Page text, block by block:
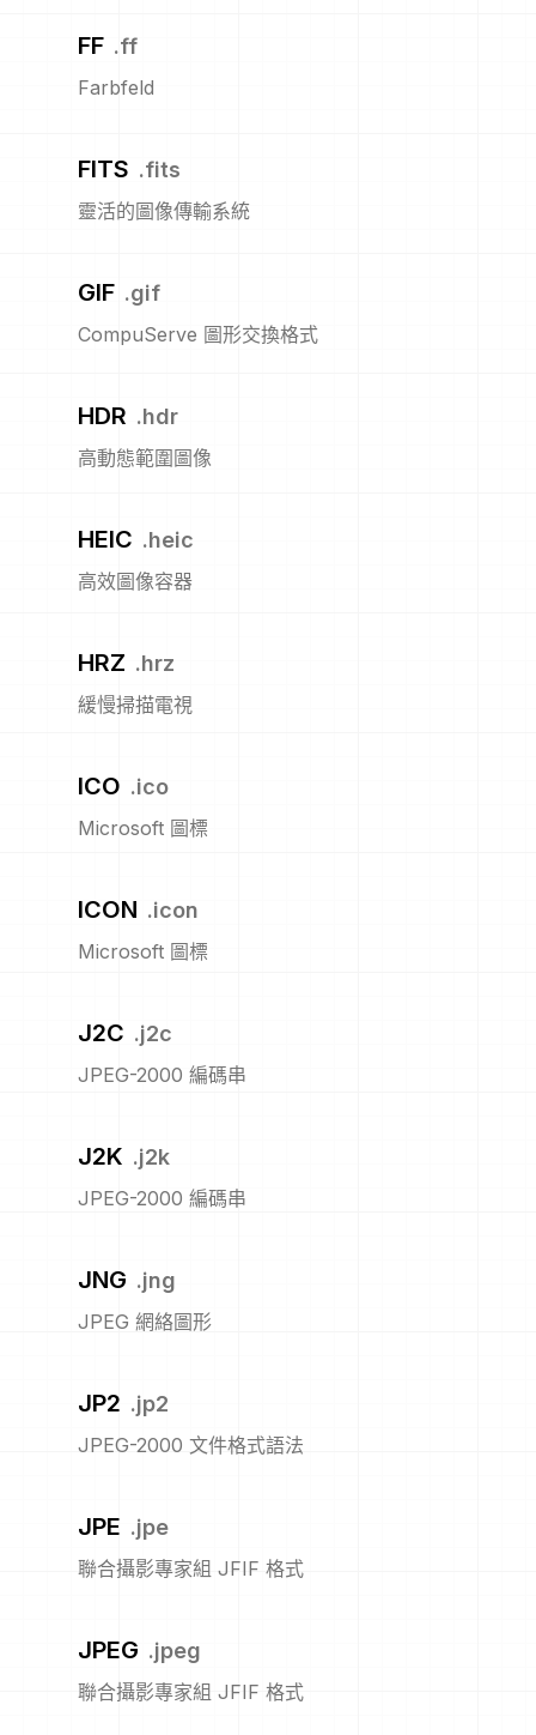
FF .ff
Farbfeld
FITS .fits
靈活的圖像傳輸系統
GIF .gif
CompuServe 圖形交換格式
HDR .hdr
高動態範圍圖像
HEIC .heic
高效圖像容器
HRZ .hrz
緩慢掃描電視
ICO .ico
Microsoft 圖標
ICON .icon
Microsoft 圖標
J2C .j2c
JPEG-2000 編碼串
J2K .j2k
JPEG-2000 編碼串
JNG .jng
JPEG 網絡圖形
JP2 .jp2
JPEG-2000 文件格式語法
JPE .jpe
聯合攝影專家組 JFIF 格式
JPEG .jpeg
聯合攝影專家組 JFIF 格式